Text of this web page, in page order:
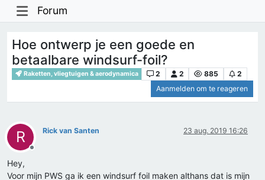
Forum
Hoe ontwerp je een goede en
betaalbare windsurf-foil?
Raketten, vliegtuigen & aerodynamica 2 2 885
2
Aanmelden om te reageren
R
Offline
Rick van Santen 23 aug. 2019 16:26
Hey,
Voor mijn PWS ga ik een windsurf foil maken althans dat is mijn